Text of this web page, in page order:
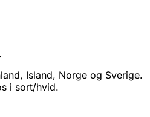
Island, Norge og Sverige.
i sort/hvid.